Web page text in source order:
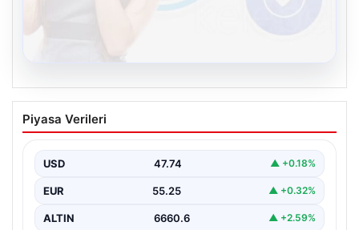
Kelebek chat adresi İle Sanal İletişimin
Seviyeli Adresi Ve Sohbet Deneyimi
kurması ciddi bir değer barındırmaktadır. Günümüzde
birçok…
Piyasa Verileri
USD 47.74 ▲ +0.18%
EUR 55.25 ▲ +0.32%
ALTIN 6660.6 ▲ +2.59%